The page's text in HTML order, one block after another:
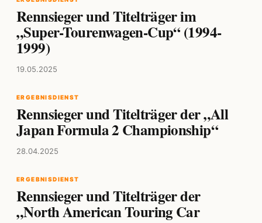
Rennsieger und Titelträger im
„Super-Tourenwagen-Cup“ (1994-
1999)
19.05.2025
ERGEBNISDIENST
Rennsieger und Titelträger der „All
Japan Formula 2 Championship“
28.04.2025
ERGEBNISDIENST
Rennsieger und Titelträger der
„North American Touring Car